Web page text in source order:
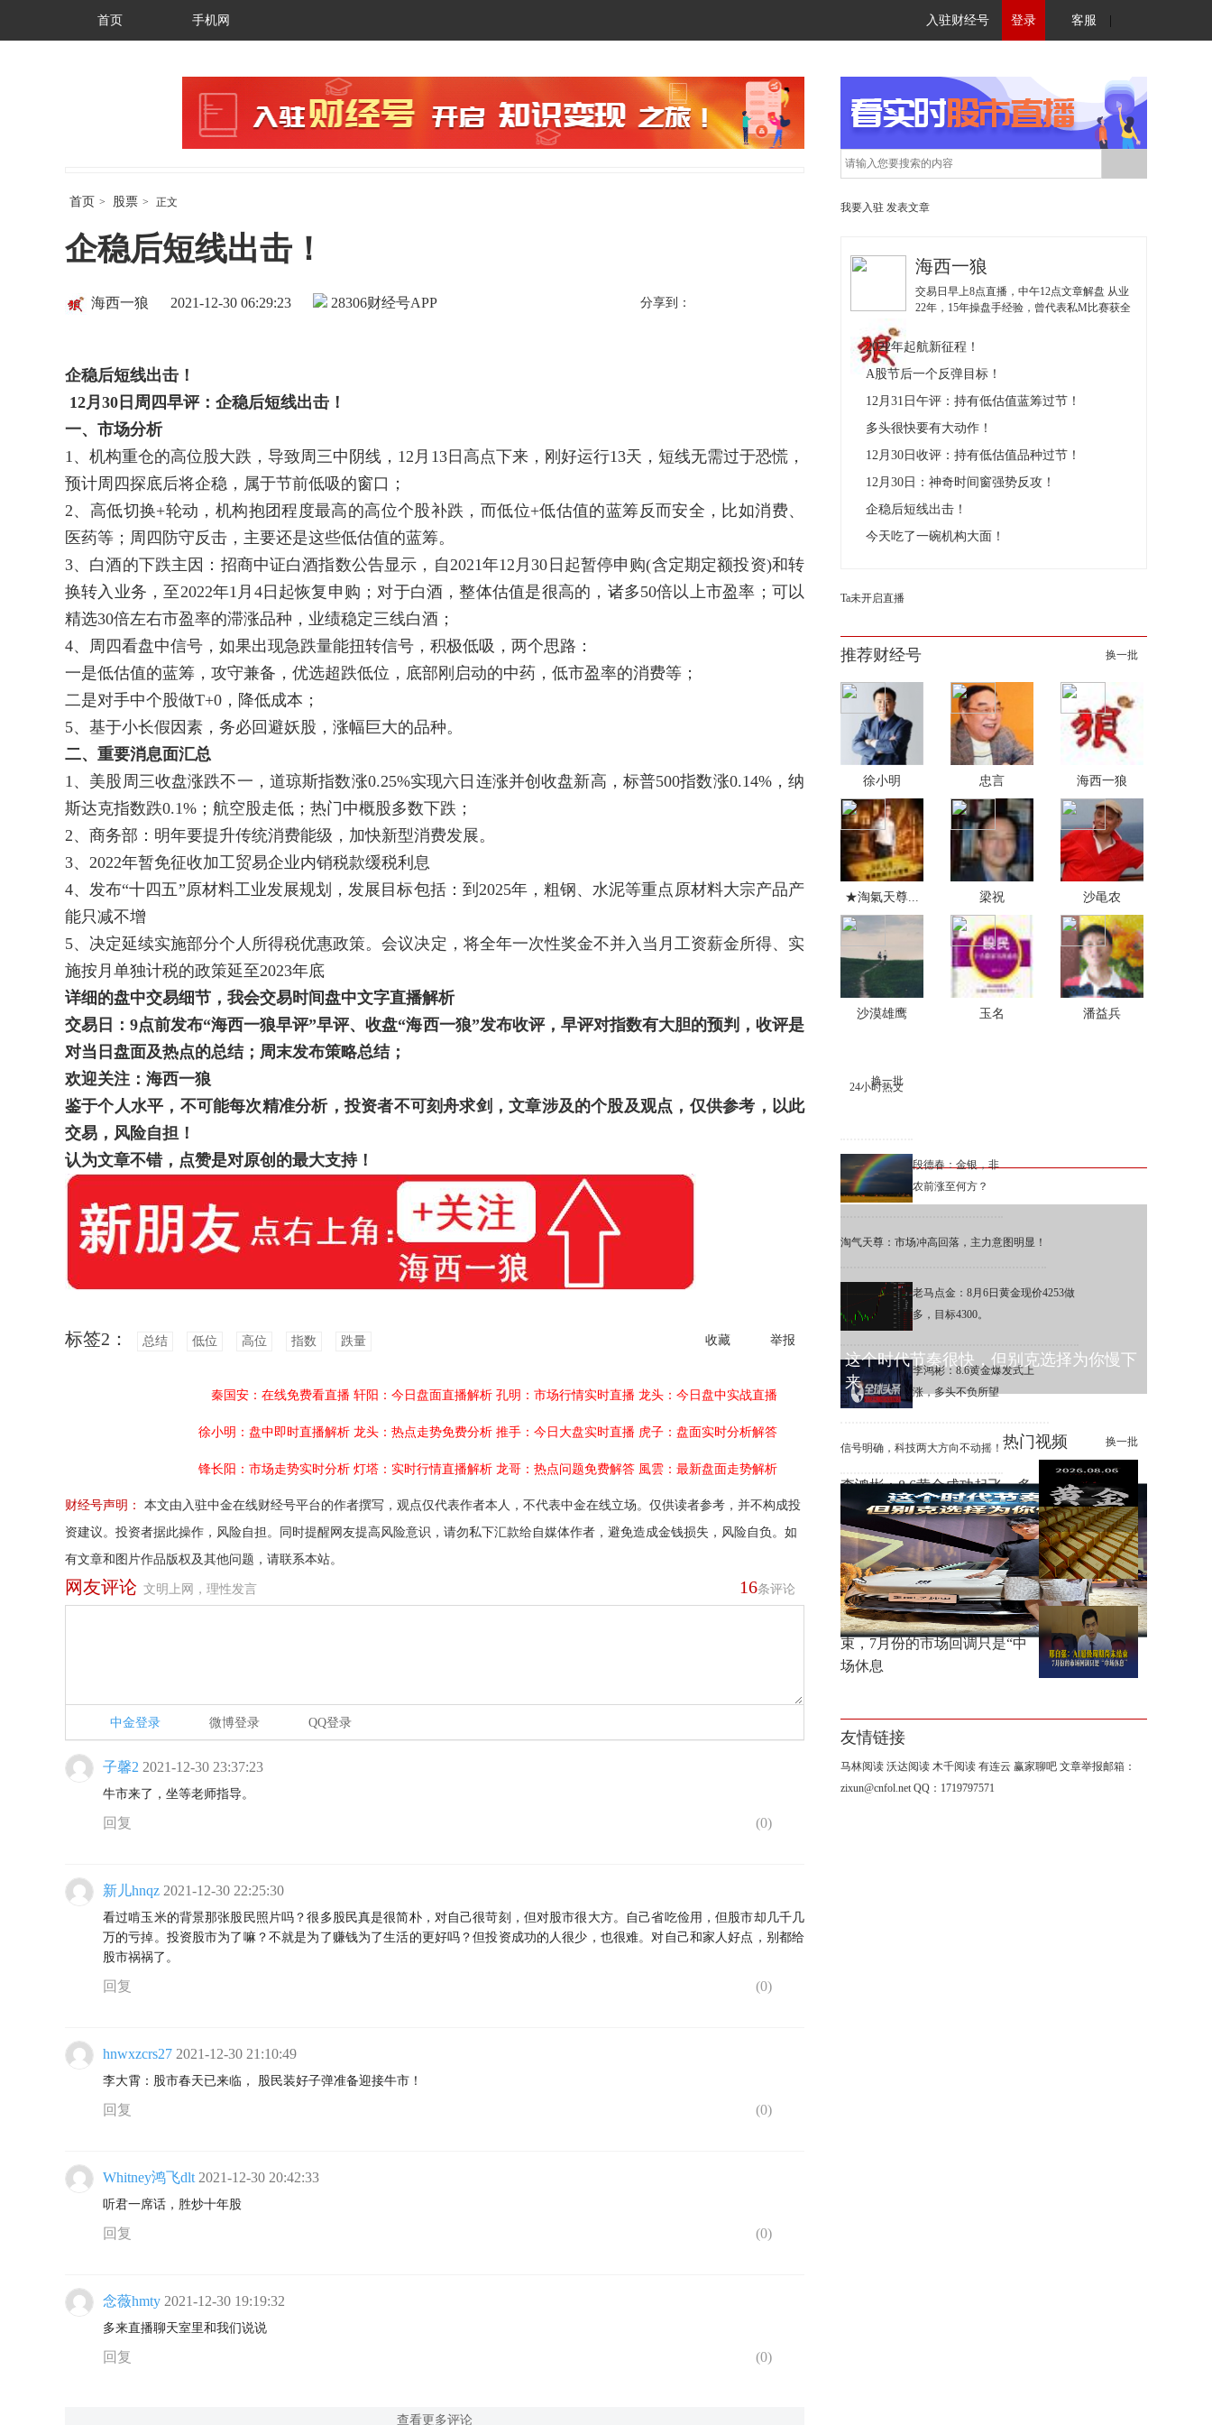
首页 手机网 入驻财经号 登录 客服
首页 > 股票 > 正文
企稳后短线出击！
财经号APP
海西一狼 2021-12-30 06:29:23 28306 分享到：
企稳后短线出击！
12月 30 日周四早评：企稳后短线出击！
一、市场分析
1、机构重仓的高位股大跌，导致周三中阴线，12月13日高点下来，刚好运行13天，短线无需过于恐慌，
预计周四探底后将企稳，属于节前低吸的窗口；
2、高低切换+轮动，机构抱团程度最高的高位个股补跌，而低位+低估值的蓝筹反而安全，比如消费、
医药等；周四防守反击，主要还是这些低估值的蓝筹。
3、白酒的下跌主因：招商中证白酒指数公告显示，自2021年12月30日起暂停申购(含定期定额投资)和转
换转入业务，至2022年1月4日起恢复申购；对于白酒，整体估值是很高的，诸多50倍以上市盈率；可以
精选30倍左右市盈率的滞涨品种，业绩稳定三线白酒；
4、周四看盘中信号，如果出现急跌量能扭转信号，积极低吸，两个思路：
一是低估值的蓝筹，攻守兼备，优选超跌低位，底部刚启动的中药，低市盈率的消费等；
二是对手中个股做T+0，降低成本；
5、基于小长假因素，务必回避妖股，涨幅巨大的品种。
二、重要消息面汇总
1、美股周三收盘涨跌不一，道琼斯指数涨0.25%实现六日连涨并创收盘新高，标普500指数涨0.14%，纳
斯达克指数跌0.1%；航空股走低；热门中概股多数下跌；
2、商务部：明年要提升传统消费能级，加快新型消费发展。
3、2022年暂免征收加工贸易企业内销税款缓税利息
4、发布“十四五”原材料工业发展规划，发展目标包括：到2025年，粗钢、水泥等重点原材料大宗产品产
能只减不增
5、决定延续实施部分个人所得税优惠政策。会议决定，将全年一次性奖金不并入当月工资薪金所得、实
施按月单独计税的政策延至2023年底
详细的盘中交易细节，我会交易时间盘中文字直播解析
交易日：9点前发布“海西一狼早评”早评、收盘“海西一狼”发布收评，早评对指数有大胆的预判，收评是
对当日盘面及热点的总结；周末发布策略总结；
欢迎关注：海西一狼
鉴于个人水平，不可能每次精准分析，投资者不可刻舟求剑，文章涉及的个股及观点，仅供参考，以此
交易，风险自担！
认为文章不错，点赞是对原创的最大支持！
收藏 举报
标签2： 总结 低位 高位 指数 跌量
秦国安：在线免费看直播 轩阳：今日盘面直播解析 孔明：市场行情实时直播 龙头：今日盘中实战直播
徐小明：盘中即时直播解析 龙头：热点走势免费分析 推手：今日大盘实时直播 虎子：盘面实时分析解答
锋长阳：市场走势实时分析 灯塔：实时行情直播解析 龙哥：热点问题免费解答 風雲：最新盘面走势解析
财经号声明：
本文由入驻中金在线财经号平台的作者撰写，观点仅代表作者本人，不代表中金在线立场。仅供读者参考，并不构成投
资建议。投资者据此操作，风险自担。同时提醒网友提高风险意识，请勿私下汇款给自媒体作者，避免造成金钱损失，风险自负。如
有文章和图片作品版权及其他问题，请联系本站。
16条评论
网友评论 文明上网，理性发言
中金登录 微博登录 QQ登录
子馨2 2021-12-30 23:37:23
牛市来了，坐等老师指导。
回复 (0)
新儿hnqz 2021-12-30 22:25:30
看过啃玉米的背景那张股民照片吗？很多股民真是很简朴，对自己很苛刻，但对股市很大方。自己省吃俭用，但股市却几千几
万的亏掉。投资股市为了嘛？不就是为了赚钱为了生活的更好吗？但投资成功的人很少，也很难。对自己和家人好点，别都给
股市祸祸了。
回复 (0)
hnwxzcrs27 2021-12-30 21:10:49
李大霄：股市春天已来临， 股民装好子弹准备迎接牛市！
回复 (0)
Whitney鸿飞dlt 2021-12-30 20:42:33
听君一席话，胜炒十年股
回复 (0)
念薇hmty 2021-12-30 19:19:32
多来直播聊天室里和我们说说
回复 (0)
查看更多评论
我要入驻 发表文章
海西一狼
交易日早上8点直播，中午12点文章解盘 从业
22年，15年操盘手经验，曾代表私M比赛获全
《实战36招》、《波段价值体系》，《量化交
易系统》；
2022年起航新征程！
A股节后一个反弹目标！
12月31日午评：持有低估值蓝筹过节！
多头很快要有大动作！
12月30日收评：持有低估值品种过节！
12月30日：神奇时间窗强势反攻！
企稳后短线出击！
今天吃了一碗机构大面！
Ta未开启直播
推荐财经号 换一批
徐小明 忠言 海西一狼
★淘氣天尊... 梁祝 沙黾农
沙漠雄鹰 玉名 潘益兵
24小时热文
换一批
段德春：金银，非
农前涨至何方？
淘气天尊：市场冲高回落，主力意图明显！
老马点金：8月6日黄金现价4253做
多，目标4300。
李鸿彬：8.6黄金爆发式上
涨，多头不负所望
信号明确，科技两大方向不动摇！ 热门视频 换一批
这个时代节奏很快，但别克选择为你慢下
来
李鸿彬：8.6黄金成功起飞，多
头打响反攻战
黄金大涨，错过机会，总比低
位割肉强！
邢自强：AI超级周期尚未结
束，7月份的市场回调只是“中
场休息
友情链接
马林阅读 沃达阅读 木千阅读 有连云 赢家聊吧 文章举报邮箱：
zixun@cnfol.net QQ：1719797571